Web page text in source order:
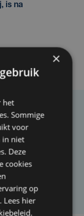
is na
in dit
×
het
Sommige
voor
in niet
Deze
cookies
op
Lees hier
.